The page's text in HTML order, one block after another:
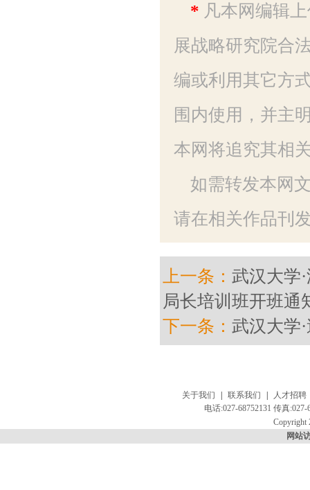
* 凡本网编辑
展战略研究院合
编或利用其它方
围内使用，并主
本网将追究其相
如需转发本网
请在相关作品刊
上一条： 武汉大学
局长培训班开班通
下一条： 武汉大学
关于我们 联系我们
人才招聘
电话:027-68752131 传真
Copyright
网站